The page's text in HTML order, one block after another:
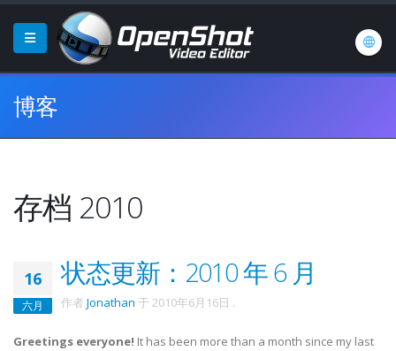
博客
存档 2010
16
六月
状态更新：2010 年 6 月
作者 Jonathan 于 2010年6月16日 .
Greetings everyone! It has been more than a month since my last